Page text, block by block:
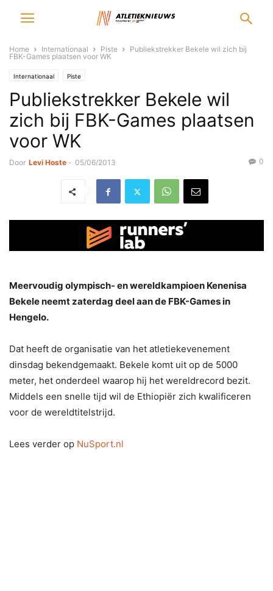
Home Internationaal Piste
Publiekstrekker Bekele wil zich bij
FBK-Games plaatsen voor WK
Internationaal Piste
Publiekstrekker Bekele wil
zich bij FBK-Games plaatsen
voor WK
Door Levi Hoste - 05/06/2013 0
Meervoudig olympisch- en wereldkampioen Kenenisa
Bekele neemt zaterdag deel aan de FBK-Games in
Hengelo.
Dat heeft de organisatie van het atletiekevenement
dinsdag bekendgemaakt. Bekele komt uit op de 5000
meter, het onderdeel waarop hij het wereldrecord bezit.
Middels een snelle tijd wil de Ethiopiër zich kwalificeren
voor de wereldtitelstrijd.
Lees verder op NuSport.nl